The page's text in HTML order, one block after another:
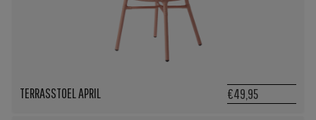
TERRASSTOEL APRIL €49,95